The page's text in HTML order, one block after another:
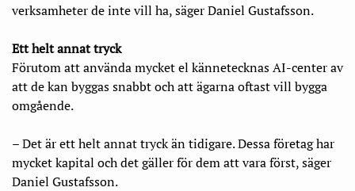
verksamheter de inte vill ha, säger Daniel Gustafsson.
Ett helt annat tryck
Förutom att använda mycket el kännetecknas AI-center av
att de kan byggas snabbt och att ägarna oftast vill bygga
omgående.
– Det är ett helt annat tryck än tidigare. Dessa företag har
mycket kapital och det gäller för dem att vara först, säger
Daniel Gustafsson.